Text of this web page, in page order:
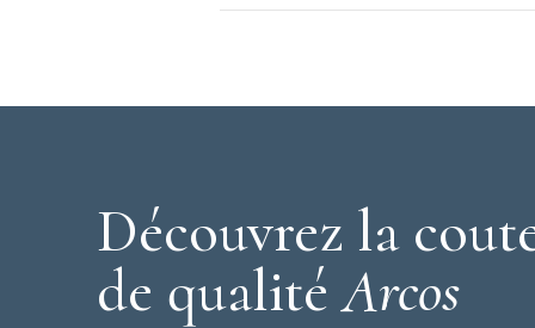
couteau de chefrépondra à tous vos
de les laver à la main et de les ranger
bloc à couteau ou sur une barre aimantée.
Les + produits :
Découvrez la
de qualitéArcos